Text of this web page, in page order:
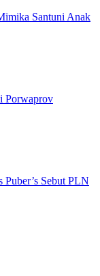
Santuni Anak
Porwaprov
Sebut PLN